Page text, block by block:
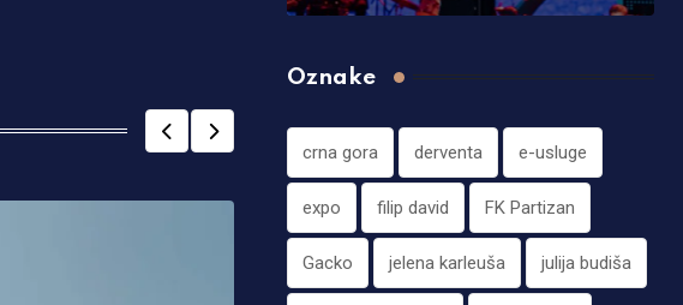
Oznake
crna gora derventa e-usluge
expo filip david FK Partizan
Gacko jelena karleuša julija budiša